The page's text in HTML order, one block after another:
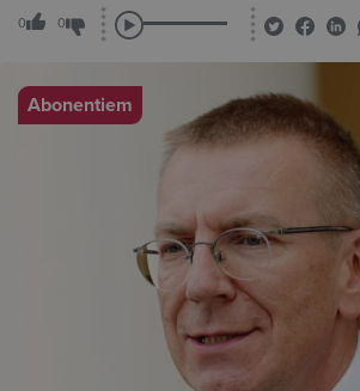
0 0
Abonentiem